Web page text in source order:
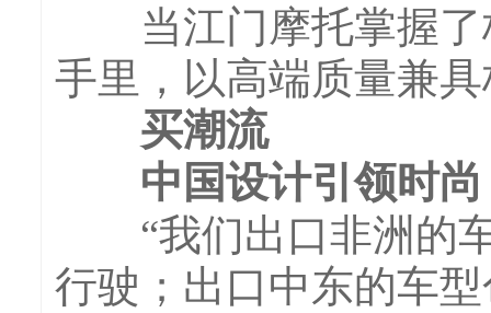
当江门摩托掌握了
手里，以高端质量兼
买潮流
中国设计引领时尚
“我们出口非洲的车
行驶；出口中东的车